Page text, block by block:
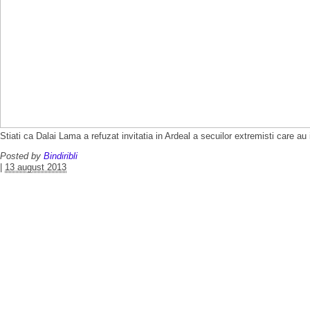
Stiati ca Dalai Lama a refuzat invitatia in Ardeal a secuilor extremisti care
Posted by Bindiribli
13 august 2013